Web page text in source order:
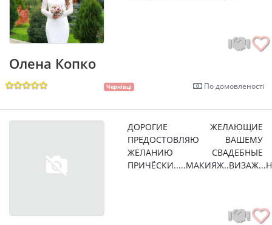
Олена Копко
Чернівці По домовленості
ДОРОГИЕ ЖЕЛАЮЩИЕ
ПРЕДОСТОВЛЯЮ ВАШЕМУ
ЖЕЛАНИЮ СВАДЕБНЫЕ